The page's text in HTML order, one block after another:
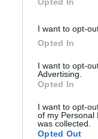
I want to opt-
Opted In
I want to opt-
Advertising.
Opted In
I want to opt-
of my Personal
was collected.
Opted Out